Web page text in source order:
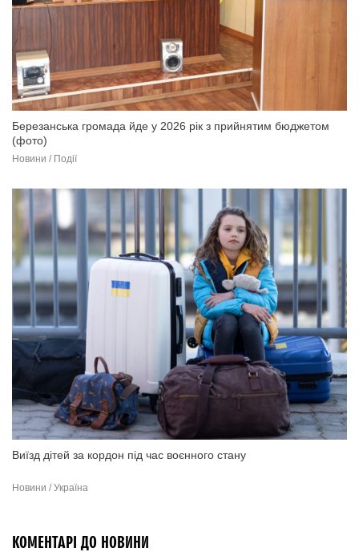
Березанська громада йде у 2026 рік з прийнятим бюджетом
(фото)
Новини / Події
Виїзд дітей за кордон під час воєнного стану
Новини / Україна
КОМЕНТАРІ ДО НОВИНИ